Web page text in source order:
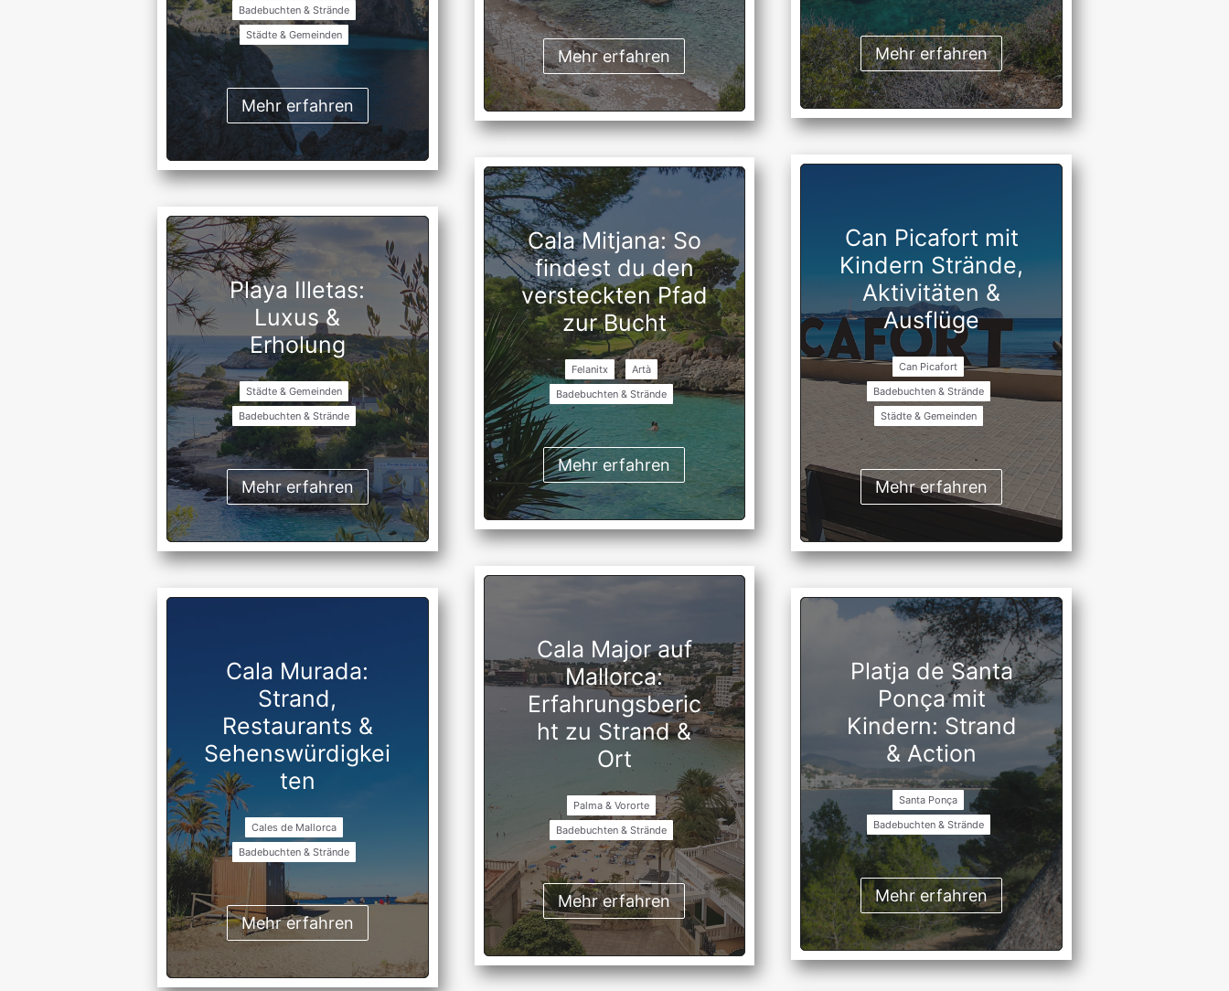
Badebuchten & Strände
Städte & Gemeinden
Mehr erfahren
Mehr erfahren Mehr erfahren
Can Picafort mit
Kindern Strände,
Aktivitäten &
Ausflüge
Can Picafort
Badebuchten & Strände
Städte & Gemeinden
Mehr erfahren
Cala Mitjana: So
findest du den
versteckten Pfad
zur Bucht
Felanitx
Artà
Badebuchten & Strände
Mehr erfahren
Playa Illetas:
Luxus &
Erholung
Städte & Gemeinden
Badebuchten & Strände
Mehr erfahren
Cala Major auf
Mallorca:
Erfahrungsberic
ht zu Strand &
Ort
Palma & Vororte
Badebuchten & Strände
Mehr erfahren
Cala Murada:
Strand,
Restaurants &
Sehenswürdigkei
ten
Cales de Mallorca
Badebuchten & Strände
Mehr erfahren
Platja de Santa
Ponça mit
Kindern: Strand
& Action
Santa Ponça
Badebuchten & Strände
Mehr erfahren